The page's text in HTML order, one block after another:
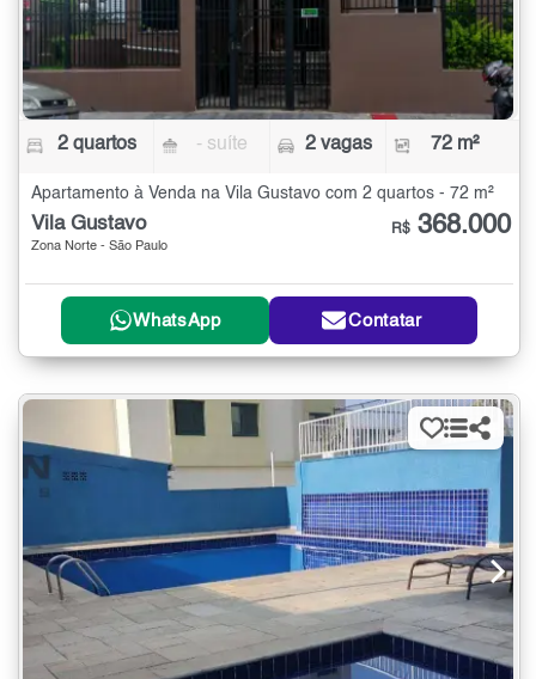
2 quartos - suíte 2 vagas 72 m²
Apartamento à Venda na Vila Gustavo com 2 quartos - 72 m²
Vila Gustavo
Zona Norte - São Paulo
R$ 368.000
WhatsApp Contatar